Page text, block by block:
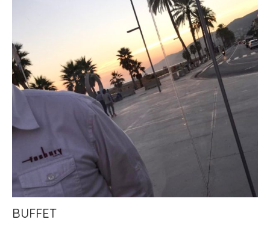
BUFFET